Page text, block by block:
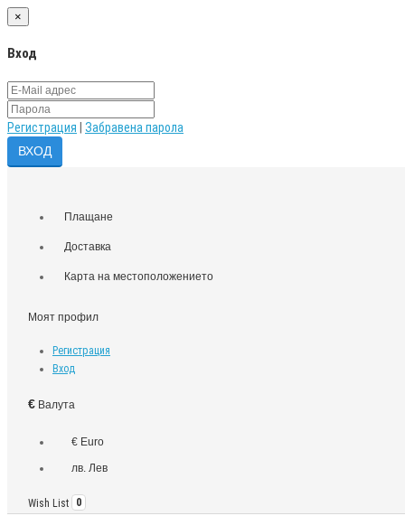
×
Вход
Регистрация Забравена парола
Плащане
Доставка
Карта на местоположението
Моят профил
Регистрация
Вход
€ Валута
€ Euro
лв. Лев
Wish List 0